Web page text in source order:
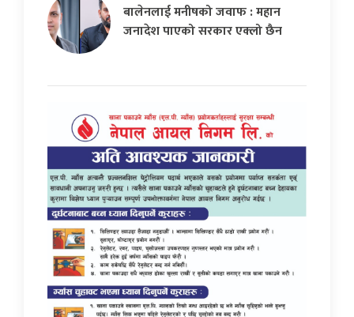
बालेनलाई मनीषको जवाफ : महान
जनादेश पाएको सरकार एक्लो छैन